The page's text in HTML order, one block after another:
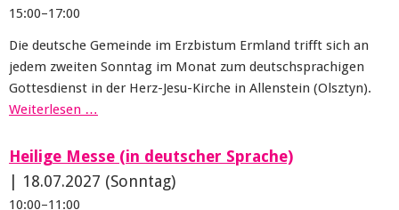
15:00–17:00
Die deutsche Gemeinde im Erzbistum Ermland trifft sich an
jedem zweiten Sonntag im Monat zum deutschsprachigen
Gottesdienst in der Herz-Jesu-Kirche in Allenstein (Olsztyn).
Weiterlesen …
Heilige Messe (in deutscher Sprache)
18.07.2027 (Sonntag)
10:00–11:00